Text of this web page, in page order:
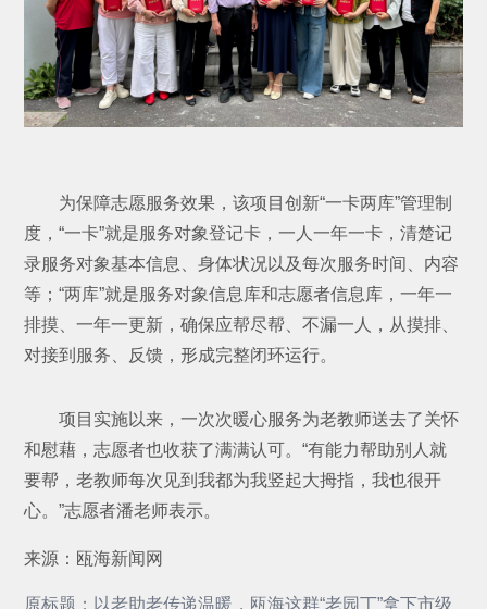
为保障志愿服务效果，该项目创新“一卡两库”管理制
度，“一卡”就是服务对象登记卡，一人一年一卡，清楚记
录服务对象基本信息、身体状况以及每次服务时间、内容
等；“两库”就是服务对象信息库和志愿者信息库，一年一
排摸、一年一更新，确保应帮尽帮、不漏一人，从摸排、
对接到服务、反馈，形成完整闭环运行。
项目实施以来，一次次暖心服务为老教师送去了关怀
和慰藉，志愿者也收获了满满认可。“有能力帮助别人就
要帮，老教师每次见到我都为我竖起大拇指，我也很开
心。”志愿者潘老师表示。
来源：瓯海新闻网
原标题：以老助老传递温暖，瓯海这群“老园丁”拿下市级